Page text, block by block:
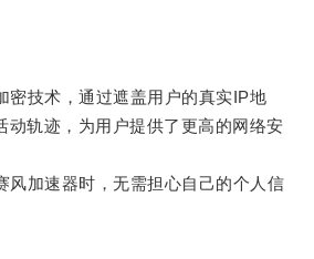
技术，通过遮盖用户的真实IP地
动轨迹，为用户提供了更高的网络安
加速器时，无需担心自己的个人信